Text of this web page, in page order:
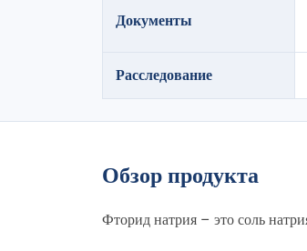
Документы
Расследование
Обзор продукта
Фторид натрия – это соль